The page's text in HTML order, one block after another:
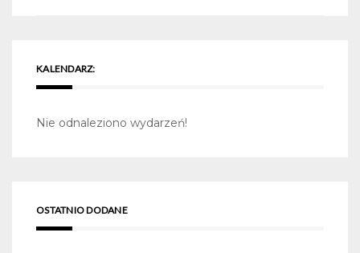
KALENDARZ:
Nie odnaleziono wydarzeń!
OSTATNIO DODANE